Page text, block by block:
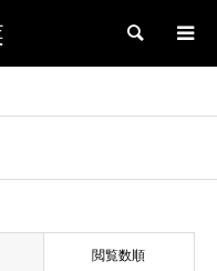
検索
閲覧数順